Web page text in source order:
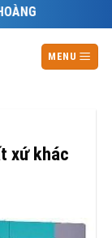
MENU
xứ khác